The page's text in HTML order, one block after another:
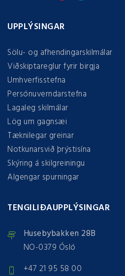
UPPLÝSINGAR
Sölu- og afhendingarskilmálar
Viðskiptareglur fyrir birgja
Umhverfisstefna
Persónuverndarstefna
Lagaleg skilmálar
Lög um gagnsæi
Tæknilegar greinar
Notkunarsvið þrýstisína
Skýring á skilgreiningu
Algengar spurningar
TENGILIÐAUPPLÝSINGAR
Husebybakken 28B
NO-0379 Ósló
+47 21 95 58 00